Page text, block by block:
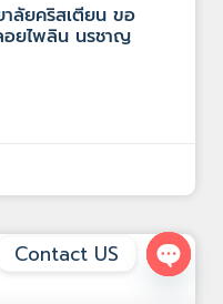
ลัยคริสเตียน ขอ
อยไพลิน นรชาญ
Contact US